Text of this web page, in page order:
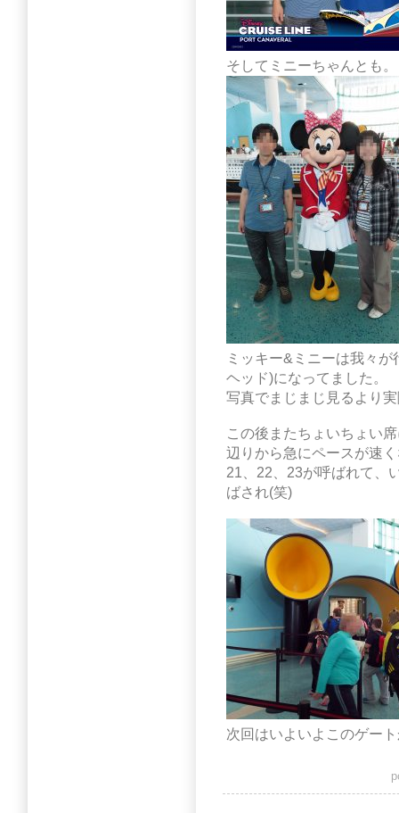
そしてミニーちゃんとも。
ミッキー&ミニーは我々
ヘッド)になってました。
写真でまじまじ見るより
この後またちょいちょい
辺りから急にペースが速
21、22、23が呼ばれて
ばされ(笑)
次回はいよいよこのゲー